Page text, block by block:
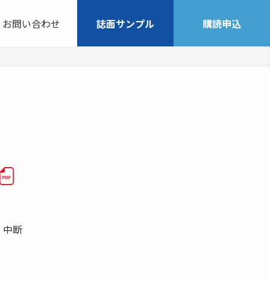
お問い合わせ 誌面サンプル 購読申込
中断